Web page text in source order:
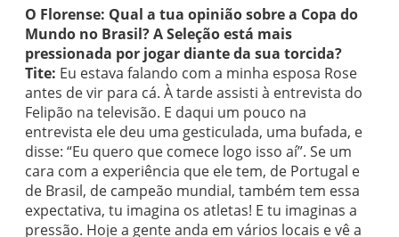
O Florense: Qual a tua opinião sobre a Copa do
Mundo no Brasil? A Seleção está mais
pressionada por jogar diante da sua torcida?
Tite: Eu estava falando com a minha esposa Rose
antes de vir para cá. À tarde assisti à entrevista do
Felipão na televisão. E daqui um pouco na
entrevista ele deu uma gesticulada, uma bufada, e
disse: “Eu quero que comece logo isso aí”. Se um
cara com a experiência que ele tem, de Portugal e
de Brasil, de campeão mundial, também tem essa
expectativa, tu imagina os atletas! E tu imaginas a
pressão. Hoje a gente anda em vários locais e vê a